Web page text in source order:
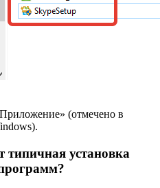
(отмечено в
типичная установка